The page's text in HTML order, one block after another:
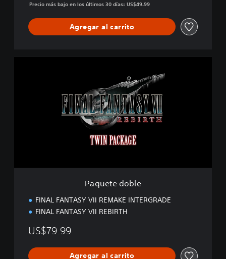
Precio más bajo en los últimos 30 días: US$49.99
Agregar al carrito
e
Paquete doble
FINAL FANTASY VII REMAKE INTERGRADE
FINAL FANTASY VII REBIRTH
US$79.99
Agregar al carrito